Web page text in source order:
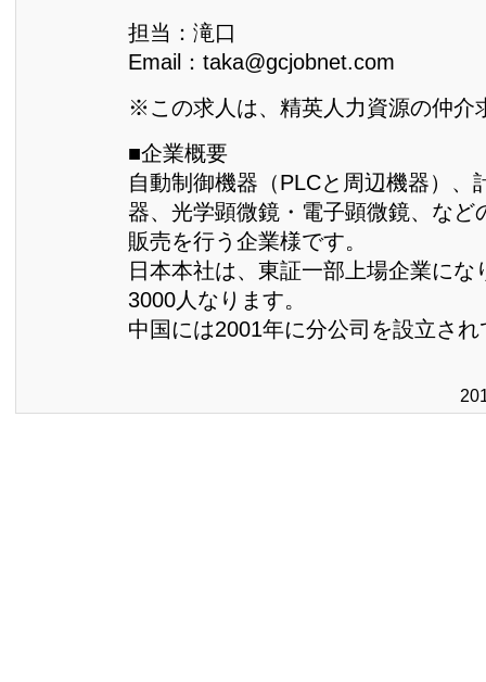
担当：滝口
Email：taka@gcjobnet.com
※この求人は、精英人力資源の仲介
■企業概要
自動制御機器（PLCと周辺機器）、
器、光学顕微鏡・電子顕微鏡、など
販売を行う企業様です。
日本本社は、東証一部上場企業にな
3000人なります。
中国には2001年に分公司を設立さ